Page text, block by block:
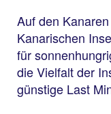
Auf den
Kanarischen
für
die Vielfalt der
günstige Last